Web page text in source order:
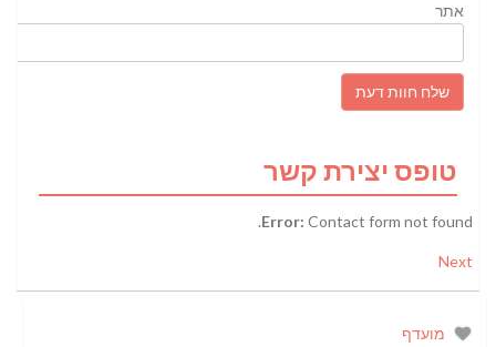
אתר
טופס יצירת קשר
Error: Contact form not found.
Next
מועדף